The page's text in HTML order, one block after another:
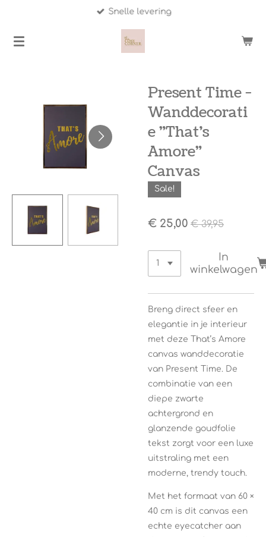
naar
Snelle levering
Present Time -
Wanddecorati
e "That’s
Amore"
Canvas
Sale!
€ 25,00 € 39,95
In
winkelwagen
Breng direct sfeer en
elegantie in je interieur
met deze That’s Amore
canvas wanddecoratie
van Present Time. De
combinatie van een
diepe zwarte
achtergrond en
glanzende goudfolie
tekst zorgt voor een luxe
uitstraling met een
moderne, trendy touch.
Met het formaat van 60 ×
40 cm is dit canvas een
echte eyecatcher aan